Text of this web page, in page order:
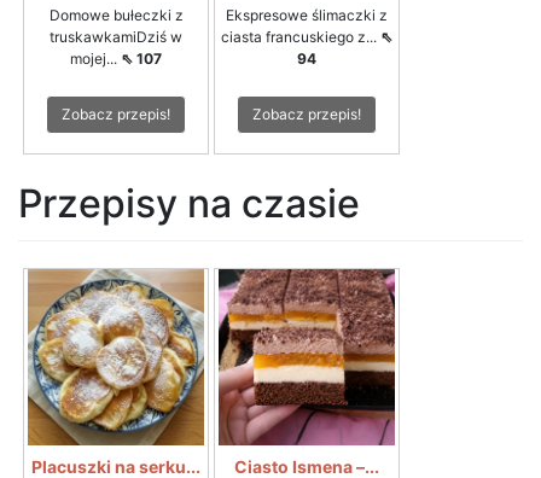
Domowe bułeczki z
truskawkamiDziś w
mojej... ⇖ 107
Zobacz przepis!
Ekspresowe ślimaczki z
ciasta francuskiego z... ⇖
94
Zobacz przepis!
Przepisy na czasie
Placuszki na serku... Ciasto Ismena –...